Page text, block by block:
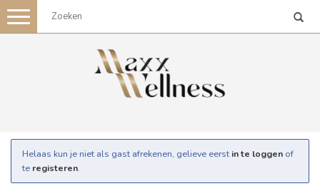
Toggle
navigation
Helaas kun je niet als gast afrekenen, gelieve eerst in te loggen of
te registeren.